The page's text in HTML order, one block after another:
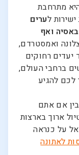
מתרחבת
לערים
ואף
ואמסטרדם,
יעדים רחוקים
ברחבי העולם,
להגיע
בין אם אתם
ארוך בארצות
על כנראה
לאתונה